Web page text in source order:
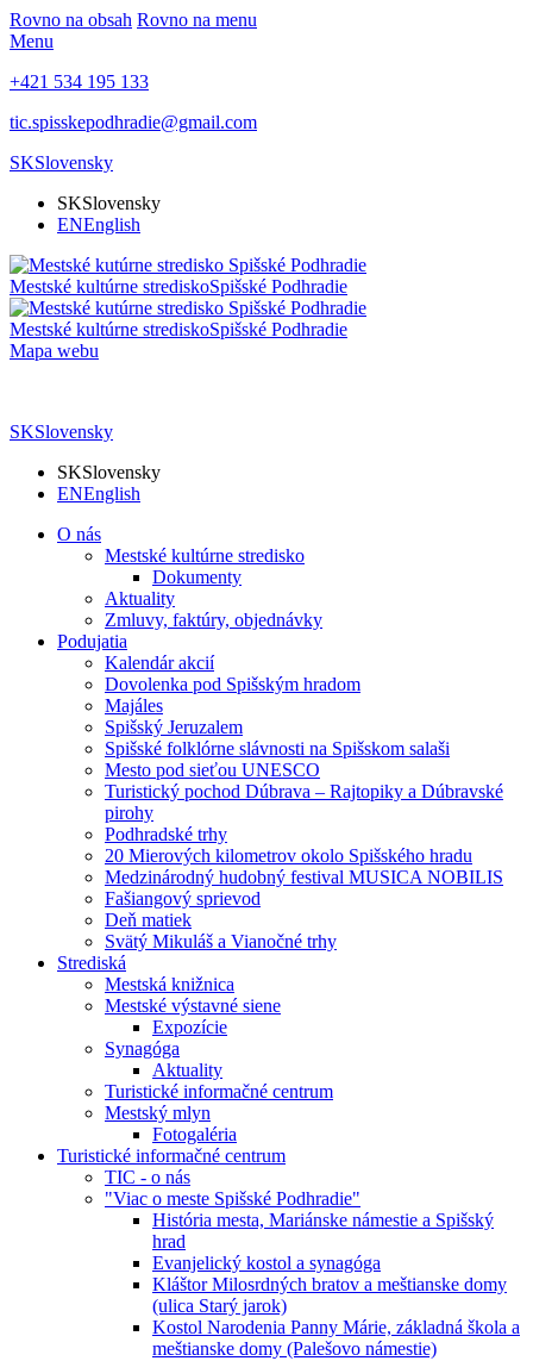
Rovno na obsah Rovno na menu
Menu
+421 534 195 133
tic.spisskepodhradie@gmail.com
SKSlovensky
SKSlovensky
ENEnglish
Mestské kultúrne strediskoSpišské Podhradie
Mestské kultúrne strediskoSpišské Podhradie
Mapa webu
SKSlovensky
SKSlovensky
ENEnglish
O nás
Mestské kultúrne stredisko
Dokumenty
Aktuality
Zmluvy, faktúry, objednávky
Podujatia
Kalendár akcií
Dovolenka pod Spišským hradom
Majáles
Spišský Jeruzalem
Spišské folklórne slávnosti na Spišskom salaši
Mesto pod sieťou UNESCO
Turistický pochod Dúbrava – Rajtopiky a Dúbravské
pirohy
Podhradské trhy
20 Mierových kilometrov okolo Spišského hradu
Medzinárodný hudobný festival MUSICA NOBILIS
Fašiangový sprievod
Deň matiek
Svätý Mikuláš a Vianočné trhy
Strediská
Mestská knižnica
Mestské výstavné siene
Expozície
Synagóga
Aktuality
Turistické informačné centrum
Mestský mlyn
Fotogaléria
Turistické informačné centrum
TIC - o nás
"Viac o meste Spišské Podhradie"
História mesta, Mariánske námestie a Spišský
hrad
Evanjelický kostol a synagóga
Kláštor Milosrdných bratov a meštianske domy
(ulica Starý jarok)
Kostol Narodenia Panny Márie, základná škola a
meštianske domy (Palešovo námestie)